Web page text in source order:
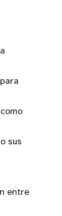
sus
entre